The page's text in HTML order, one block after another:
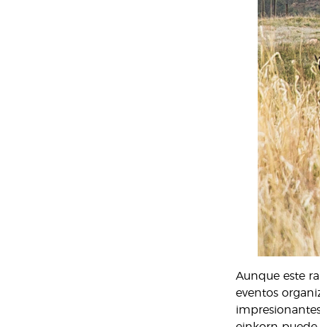
Aunque este
eventos